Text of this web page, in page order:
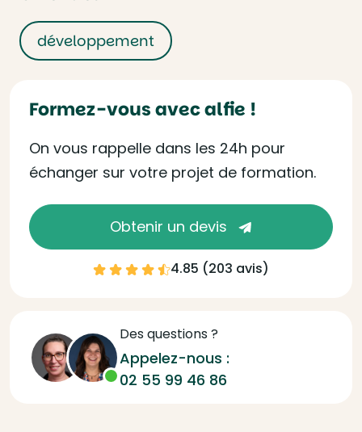
développement
Formez-vous avec alfie !
On vous rappelle dans les 24h pour
échanger sur votre projet de formation.
Obtenir un devis
4.85 (203 avis)
Des questions ?
Appelez-nous :
02 55 99 46 86